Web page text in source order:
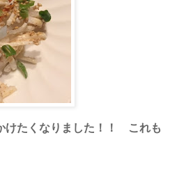
たくなりました！！ これも